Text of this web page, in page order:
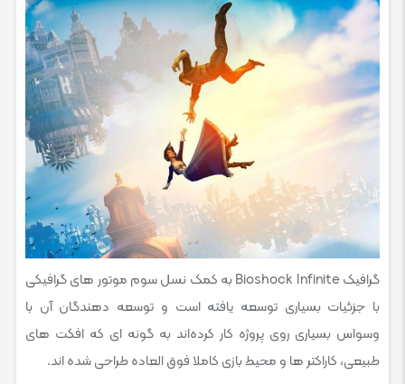
گرافیک Bioshock Infinite به کمک نسل سوم موتور های گرافیکی
با جزئیات بسیاری توسعه یافته است و توسعه دهندگان آن با
وسواس بسیاری روی پروژه کار کرده‌اند به گونه ای که افکت های
طبیعی، کاراکتر ها و محیط بازی کاملا فوق العاده طراحی شده اند.